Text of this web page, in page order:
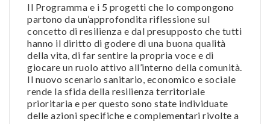
Il Programma e i 5 progetti che lo compongono
partono da un’approfondita riflessione sul
concetto di resilienza e dal presupposto che tutti
hanno il diritto di godere di una buona qualità
della vita, di far sentire la propria voce e di
giocare un ruolo attivo all’interno della comunità.
Il nuovo scenario sanitario, economico e sociale
rende la sfida della resilienza territoriale
prioritaria e per questo sono state individuate
delle azioni specifiche e complementari rivolte a